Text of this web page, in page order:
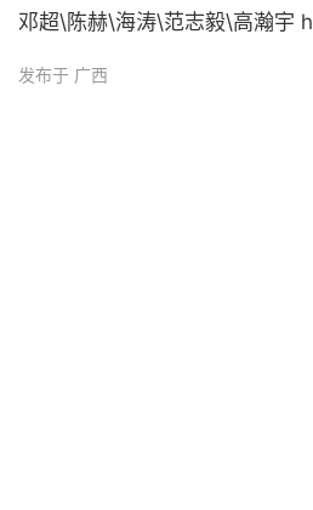
邓超\陈赫\海涛\范志毅\高瀚宇
发布于 广西